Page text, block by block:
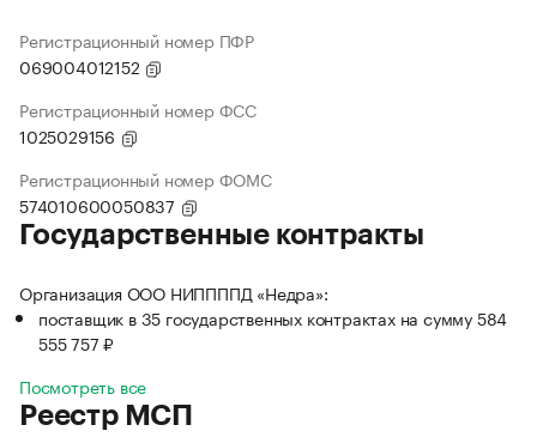
Регистрационный номер ПФР
069004012152
Регистрационный номер ФСС
1025029156
Регистрационный номер ФОМС
574010600050837
Государственные контракты
Организация ООО НИППППД «Недра»:
поставщик в 35 государственных контрактах на сумму 584
555 757 ₽
Посмотреть все
Реестр МСП